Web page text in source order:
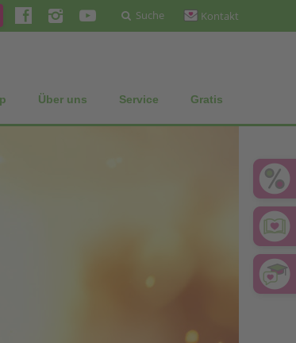
Suche Kontakt
Über uns Service Gratis